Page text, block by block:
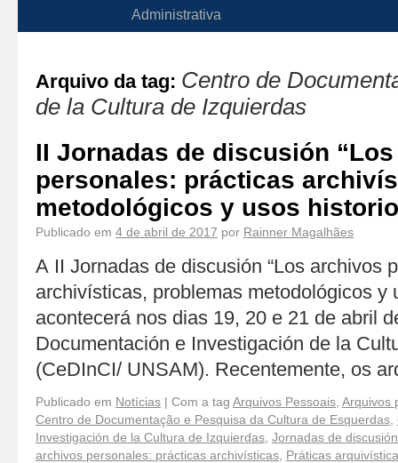
Administrativa
Arquivo da tag: Centro de
de la Cultura de Izquierdas
II Jornadas de discusión
personales: prácticas
metodológicos y usos
Publicado em 4 de abril de 2017 por Rainner Magalhães
A II Jornadas de discusión “Los archivos
archivísticas, problemas metodológicos y
acontecerá nos dias 19, 20 e 21 de abril
Documentación e Investigación de la
(CeDInCI/ UNSAM). Recentemente, os
Publicado em Notícias | Com a tag Arquivos Pessoais Arquivos
Centro de Documentação e Pesquisa da Cultura de Esquerdas
Investigación de la Cultura de Izquierdas Jornadas de discusión
archivos personales: prácticas archivísticas Práticas